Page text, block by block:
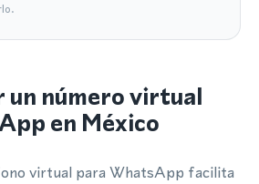
un número virtual
en México
virtual para WhatsApp facilita